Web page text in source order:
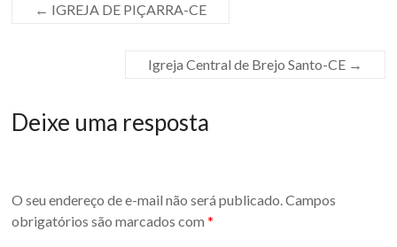
← IGREJA DE PIÇARRA-CE
Igreja Central de Brejo Santo-CE →
Deixe uma resposta
O seu endereço de e-mail não será publicado.Campos
obrigatórios são marcados com*